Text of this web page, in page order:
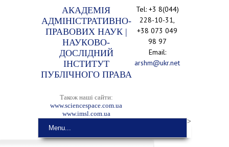
АКАДЕМІЯ
АДМІНІСТРАТИВНО-
ПРАВОВИХ НАУК |
НАУКОВО-
ДОСЛІДНИЙ
ІНСТИТУТ
ПУБЛІЧНОГО ПРАВА
Також наші сайти:
www.sciencespace.com.ua
www.imsl.com.ua
Tel: +3 8(044)
228-10-31,
+38 073 049
98 97
Email:
arshm@ukr.net
Menu...
>